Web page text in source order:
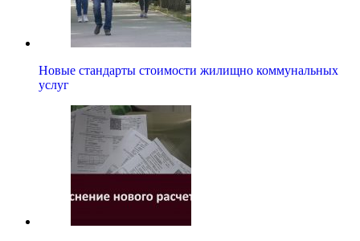
Новые стандарты стоимости жилищно коммунальных
услуг